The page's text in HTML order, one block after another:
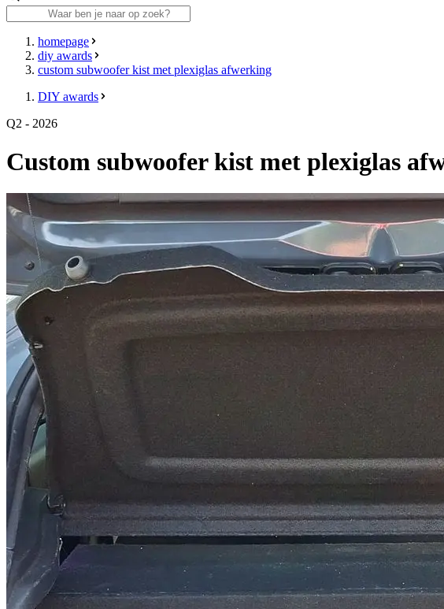
homepage
diy awards
custom subwoofer kist met plexiglas afwerking
DIY awards
Q2 - 2026
Custom subwoofer kist met plexiglas